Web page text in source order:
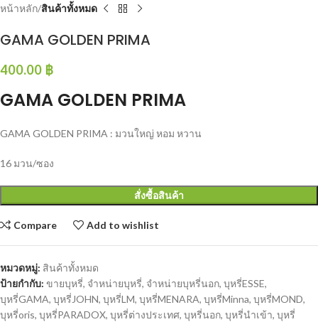
หน้าหลัก สินค้าทั้งหมด
GAMA GOLDEN PRIMA
400.00 ฿
GAMA GOLDEN PRIMA
GAMA GOLDEN PRIMA : มวนใหญ่ หอม หวาน
16 มวน/ซอง
สั่งซื้อสินค้า
Compare Add to wishlist
หมวดหมู่: สินค้าทั้งหมด
ป้ายกำกับ: ขายบุหรี่, จำหน่ายบุหรี่, จำหน่ายบุหรี่นอก, บุหรี่ESSE,
บุหรี่GAMA, บุหรี่JOHN, บุหรี่LM, บุหรี่MENARA, บุหรี่Minna, บุหรี่MOND,
บุหรี่oris, บุหรี่PARADOX, บุหรี่ต่างประเทศ, บุหรี่นอก, บุหรี่นำเข้า, บุหรี่